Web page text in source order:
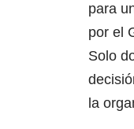
para
por el
Solo
la